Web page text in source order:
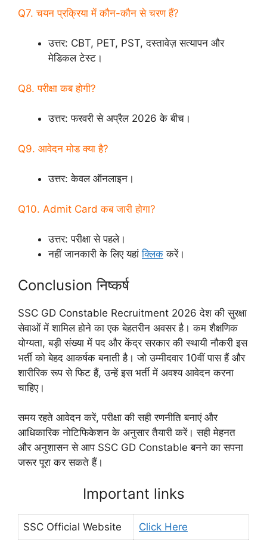
Q7. चयन प्रक्रिया में कौन-कौन से चरण हैं?
उत्तर: CBT, PET, PST, दस्तावेज़ सत्यापन और
मेडिकल टेस्ट।
Q8. परीक्षा कब होगी?
उत्तर: फरवरी से अप्रैल 2026 के बीच।
Q9. आवेदन मोड क्या है?
उत्तर: केवल ऑनलाइन।
Q10. Admit Card कब जारी होगा?
उत्तर: परीक्षा से पहले।
नहीं जानकारी के लिए यहांक्लिक करें।
Conclusion निष्कर्ष
SSC GD Constable Recruitment 2026 देश की सुरक्षा
सेवाओं में शामिल होने का एक बेहतरीन अवसर है। कम शैक्षणिक
योग्यता, बड़ी संख्या में पद और केंद्र सरकार की स्थायी नौकरी इस
भर्ती को बेहद आकर्षक बनाती है। जो उम्मीदवार 10वीं पास हैं और
शारीरिक रूप से फिट हैं, उन्हें इस भर्ती में अवश्य आवेदन करना
चाहिए।
समय रहते आवेदन करें, परीक्षा की सही रणनीति बनाएं और
आधिकारिक नोटिफिकेशन के अनुसार तैयारी करें। सही मेहनत
और अनुशासन से आप SSC GD Constable बनने का सपना
जरूर पूरा कर सकते हैं।
Important links
SSC Official Website Click Here